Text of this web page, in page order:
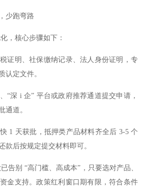
少跑弯路
，核心步骤如下：
证明、社保缴纳记录、法人身份证明，专
认定文件。
“深 i 企” 平台或政府推荐通道提交申请，
通道。
1 天获批，抵押类产品材料齐全后 3-5 个
款后按规定提交材料即可。
告别 “高门槛、高成本”，只要选对产品、
金支持。政策红利窗口期有限，符合条件